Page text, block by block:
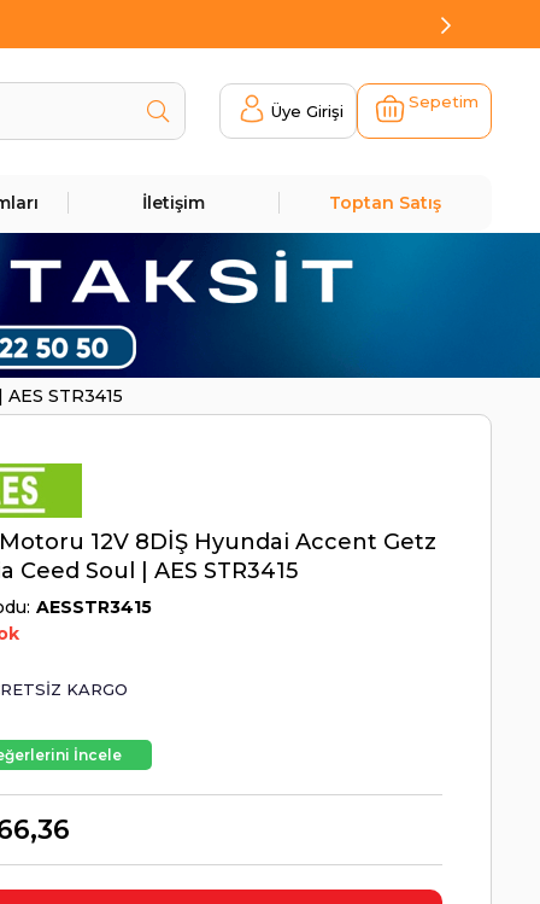
Üye Girişi Sepetim
İletişim Toptan Satış
STR3415
12V 8DİŞ Hyundai Accent Getz
Ceed Soul | AES STR3415
AESSTR3415
KARGO
İncele